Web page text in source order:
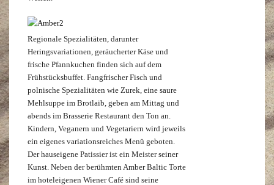
Regionale Spezialitäten, darunter
Heringsvariationen, geräucherter Käse und
frische Pfannkuchen finden sich auf dem
Frühstücksbuffet. Fangfrischer Fisch und
polnische Spezialitäten wie Zurek, eine saure
Mehlsuppe im Brotlaib, geben am Mittag und
abends im Brasserie Restaurant den Ton an.
Kindern, Veganern und Vegetariern wird jeweils
ein eigenes variationsreiches Menü geboten.
Der hauseigene Patissier ist ein Meister seiner
Kunst. Neben der berühmten Amber Baltic Torte
im hoteleigenen Wiener Café sind seine